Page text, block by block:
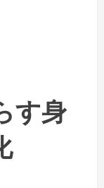
す身